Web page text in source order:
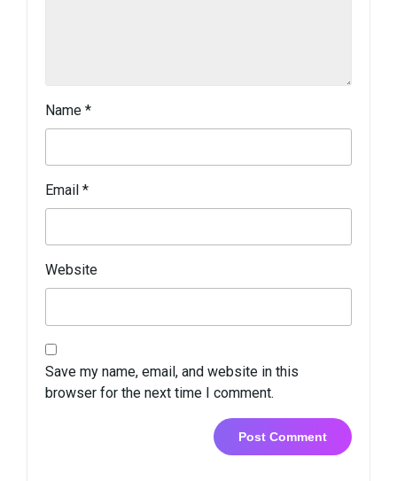
Name *
Email *
Website
Save my name, email, and website in this
browser for the next time I comment.